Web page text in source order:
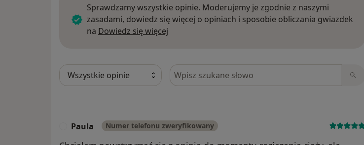
Sprawdzamy wszystkie opinie. Moderujemy je zgodnie z naszymi
zasadami, dowiedz się więcej o opiniach i sposobie obliczania gwiazdek
na Dowiedz się więcej
Szukaj w opiniach
Paula Numer telefonu zweryfikowany